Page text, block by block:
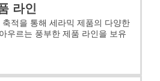
라인
적을 통해 세라믹 제품의 다양한
우르는 풍부한 제품 라인을 보유